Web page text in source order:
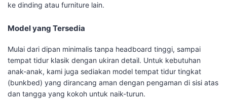
ke dinding atau furniture lain.
Model yang Tersedia
Mulai dari dipan minimalis tanpa headboard tinggi, sampai
tempat tidur klasik dengan ukiran detail. Untuk kebutuhan
anak-anak, kami juga sediakan model tempat tidur tingkat
(bunkbed) yang dirancang aman dengan pengaman di sisi atas
dan tangga yang kokoh untuk naik-turun.